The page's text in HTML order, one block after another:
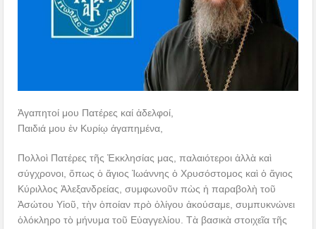
Ἀγαπητοί μου Πατέρες καί ἀδελφοί,
Παιδιά μου ἐν Κυρίῳ ἀγαπημένα,
Πολλοὶ Πατέρες τῆς Ἐκκλησίας μας, παλαιότεροι ἀλλὰ καὶ
σύγχρονοι, ὅπως ὁ ἅγιος Ἰωάννης ὁ Χρυσόστομος καὶ ὁ ἅγιος
Κύριλλος Ἀλεξανδρείας, συμφωνοῦν πὼς ἡ παραβολὴ τοῦ
Ἀσώτου Υἱοῦ, τὴν ὁποίαν πρὸ ὀλίγου ἀκούσαμε, συμπυκνώνει
ὁλόκληρο τὸ μήνυμα τοῦ Εὐαγγελίου. Τὰ βασικὰ στοιχεῖα τῆς